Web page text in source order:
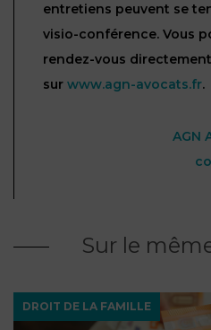
entretiens peuvent se
visio-conférence. Vous
rendez-vous
sur www.agn-avocats.fr.
AGN
Sur le
DROIT DE LA FAMILLE